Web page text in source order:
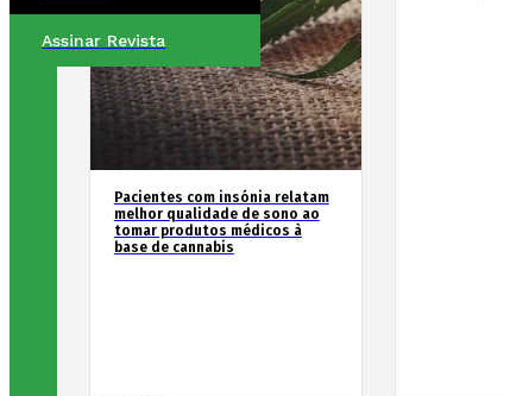
Assinar Revista
Pacientes com insónia relatam
melhor qualidade de sono ao
tomar produtos médicos à
base de cannabis